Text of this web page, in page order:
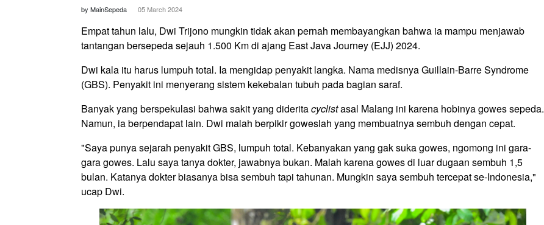
by MainSepeda 05 March 2024
Empat tahun lalu, Dwi Trijono mungkin tidak akan pernah membayangkan bahwa ia mampu menjawab
tantangan bersepeda sejauh 1.500 Km di ajang East Java Journey (EJJ) 2024.
Dwi kala itu harus lumpuh total. Ia mengidap penyakit langka. Nama medisnya Guillain-Barre Syndrome
(GBS). Penyakit ini menyerang sistem kekebalan tubuh pada bagian saraf.
Banyak yang berspekulasi bahwa sakit yang dideritacyclistasal Malang ini karena hobinya gowes sepeda.
Namun, ia berpendapat lain. Dwi malah berpikir goweslah yang membuatnya sembuh dengan cepat.
"Saya punya sejarah penyakit GBS, lumpuh total. Kebanyakan yang gak suka gowes, ngomong ini gara-
gara gowes. Lalu saya tanya dokter, jawabnya bukan. Malah karena gowes di luar dugaan sembuh 1,5
bulan. Katanya dokter biasanya bisa sembuh tapi tahunan. Mungkin saya sembuh tercepat se-Indonesia,"
ucap Dwi.